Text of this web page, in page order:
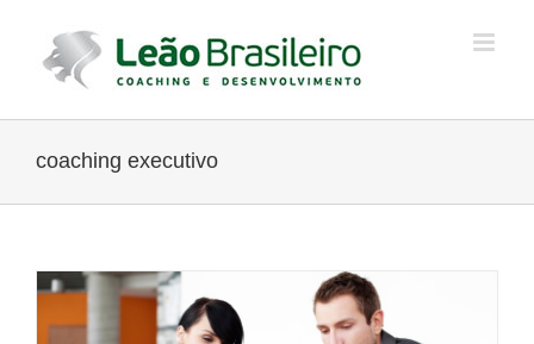
para
coaching executivo